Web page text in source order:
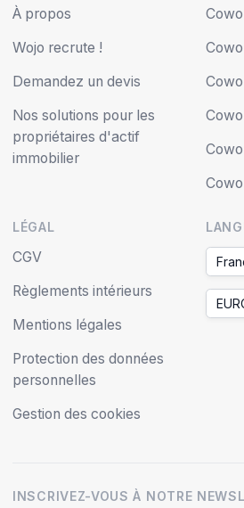
À propos
Wojo recrute !
Demandez un devis
Nos solutions pour les
propriétaires d'actif
immobilier
LÉGAL
CGV
Règlements intérieurs
Mentions légales
Protection des données
personnelles
Gestion des cookies
INSCRIVEZ-VOUS À NOTRE